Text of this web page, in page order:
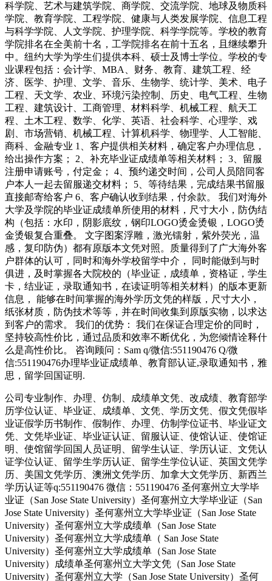
科学院、艺术与建筑学院、商学院、交流学院、地球及物质科
学院、教育学院、工程学院、健康与人类发展学院、信息工程
与科学学院、人文学院、护理学院、科学学院等。学校的教育
学院排名在全美前十名，工学院排名在前十五名，且继续攀升
中。纽约大学为学生们提供本科、硕士及博士学位。学校的专
业课程包括：会计学、MBA、财务、教育、建筑工程、经
济、医学、护理、文学、音乐、生物学、统计学、美术、电子
工程、天文学、农业、环境污染控制、历史、电气工程、生物
工程、建筑设计、工商管理、材料科学、机械工程、航天工
程、土木工程、数学、化学、英语、社会科学、心理学、戏
剧、市场营销、机械工程、计算机科学、物理学、人工智能、
商科、金融专业 1、客户提供相关材料，确定客户办理信息，
给出操作方案； 2、补充毕业证成绩单等相关材料； 3、留服
注册申请账号，付定金； 4、预约递交时间，公司人员陪同客
户本人一起去留服递交材料； 5、等待结果，完成结果书留服
直接邮寄给客户 6、客户确认收到结果，付余款。 我们对海外
大学及学院的毕业证成绩单所使用的材料，尺寸大小，防伪结
构（包括：水印，阴影底纹，钢印LOGO烫金烫银，LOGO烫
金烫银复合重叠。 文字图案浮雕，激光镭射，紫外荧光，温
感，复印防伪）都有原版本文凭对照。质量得到了广大海外客
户群体的认可，同时和海外学校留学中介， 同时能做到与时
俱进，及时掌握各大院校的（毕业证，成绩单，资格证，学生
卡，结业证，录取通知书，在读证明等相关材料）的版本更新
信息， 能够在时间掌握的海外学历文凭的样版，尺寸大小，
纸张材质，防伪技术等等，并在时间收集到原版实物，以求达
到客户的需求。 我们的优势： 我们在保证合理定价的同时，
坚持较高性价比，通过品质和效率不断优化，为您倾情诠释什
么是高性价比。 咨询顾问：Sam q/微信:551190476 Q/微
信:551190476办理毕业证成绩单、教育部认证,录取通知书，雅
思，留学回国证明.
公司专业制作、办理、仿制、成绩单文凭、改成绩、教育部学
历学位认证、毕业证、成绩单、文凭、学历文凭、假文凭假毕
业证假学历书制作、假制作、办理、仿制学位证书、毕业证文
凭、文凭毕业证、毕业证认证、留服认证、使馆认证、使馆证
明、使馆留学回国人员证明、留学生认证、学历认证、文凭认
证学位认证、留学生学历认证、留学生学位认证、英国文凭学
历、美国文凭学历、澳洲文凭学历、加拿大文凭学历、新西兰
学历认证等q:551190476 微信：551190476 圣何塞州立大学毕
业证（San Jose State University）圣何塞州立大学毕业证（San
Jose State University）圣何塞州立大学毕业证（San Jose State
University）圣何塞州立大学成绩单（San Jose State
University）圣何塞州立大学成绩单（ San Jose State
University）圣何塞州立大学成绩单（San Jose State
University）成绩单圣何塞州立大学文凭（San Jose State
University）圣何塞州立大学（San Jose State University）圣何